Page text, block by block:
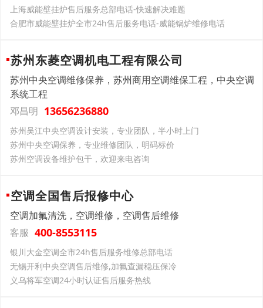
上海威能壁挂炉售后服务总部电话-快速解决难题
合肥市威能壁挂炉全市24h售后服务电话-威能锅炉维修电话
苏州东菱空调机电工程有限公司
苏州中央空调维修保养，苏州商用空调维保工程，中央空调
系统工程
邓昌明 13656236880
苏州吴江中央空调设计安装，专业团队，半小时上门
苏州中央空调保养，专业维修团队，明码标价
苏州空调设备维护包干，欢迎来电咨询
空调全国售后报修中心
空调加氟清洗，空调维修，空调售后维修
客服 400-8553115
银川大金空调全市24h售后服务维修总部电话
无锡开利中央空调售后维修,加氟查漏稳压保冷
义乌将军空调24小时认证售后服务热线